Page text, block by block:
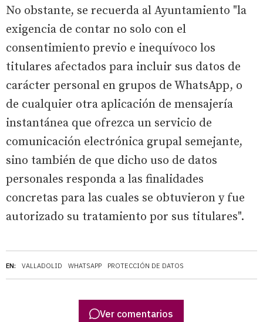
EN: VALLADOLID WHATSAPP PROTECCIÓN DE DATOS
No obstante, se recuerda al Ayuntamiento "la
exigencia de contar no solo con el
consentimiento previo e inequívoco los
titulares afectados para incluir sus datos de
carácter personal en grupos de WhatsApp, o
de cualquier otra aplicación de mensajería
instantánea que ofrezca un servicio de
comunicación electrónica grupal semejante,
sino también de que dicho uso de datos
personales responda a las finalidades
concretas para las cuales se obtuvieron y fue
autorizado su tratamiento por sus titulares".
Ver comentarios